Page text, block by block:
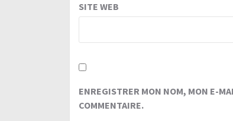
SITE WEB
ENREGISTRER MON NOM, MON E-
COMMENTAIRE.